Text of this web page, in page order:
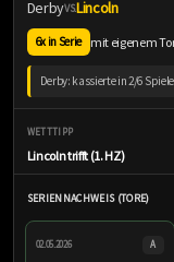
DerbyVS.Lincoln
6x in Serie mit eigenem
Derby: kassierte in 2/6
WETTTIPP
Lincoln trifft (1. HZ)
SERIENNACHWEIS (TORE)
02.05.2026 A